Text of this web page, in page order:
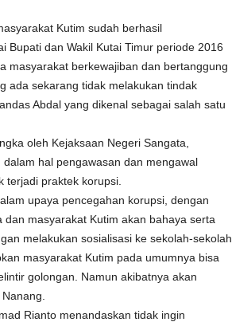
Kutim sudah berhasil
Bupati dan Wakil Kutai Timur periode 2016
masyarakat berkewajiban dan bertanggung
ada sekarang tidak melakukan tindak
Abdal yang dikenal sebagai salah satu
oleh Kejaksaan Negeri Sangata,
hal pengawasan dan mengawal
praktek korupsi.
upaya pencegahan korupsi, dengan
masyarakat Kutim akan bahaya serta
melakukan sosialisasi ke sekolah-sekolah
masyarakat Kutim pada umumnya bisa
golongan. Namun akibatnya akan
Rianto menandaskan tidak ingin